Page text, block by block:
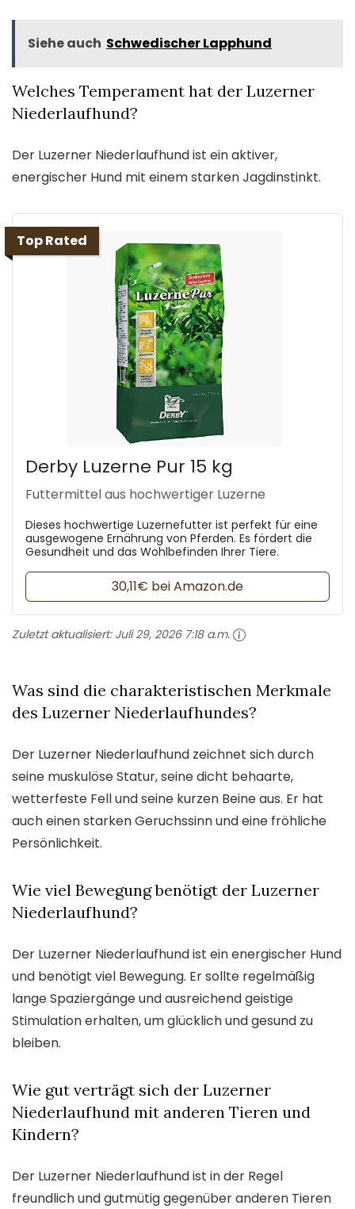
Siehe auch Schwedischer Lapphund
Welches Temperament hat der Luzerner
Niederlaufhund?
Der Luzerner Niederlaufhund ist ein aktiver,
energischer Hund mit einem starken Jagdinstinkt.
Top Rated
Derby Luzerne Pur 15 kg
Futtermittel aus hochwertiger Luzerne
Dieses hochwertige Luzernefutter ist perfekt für eine
ausgewogene Ernährung von Pferden. Es fördert die
Gesundheit und das Wohlbefinden Ihrer Tiere.
30,11€ bei Amazon.de
Zuletzt aktualisiert: Juli 29, 2026 7:18 a.m.
Was sind die charakteristischen Merkmale
des Luzerner Niederlaufhundes?
Der Luzerner Niederlaufhund zeichnet sich durch
seine muskulöse Statur, seine dicht behaarte,
wetterfeste Fell und seine kurzen Beine aus. Er hat
auch einen starken Geruchssinn und eine fröhliche
Persönlichkeit.
Wie viel Bewegung benötigt der Luzerner
Niederlaufhund?
Der Luzerner Niederlaufhund ist ein energischer Hund
und benötigt viel Bewegung. Er sollte regelmäßig
lange Spaziergänge und ausreichend geistige
Stimulation erhalten, um glücklich und gesund zu
bleiben.
Wie gut verträgt sich der Luzerner
Niederlaufhund mit anderen Tieren und
Kindern?
Der Luzerner Niederlaufhund ist in der Regel
freundlich und gutmütig gegenüber anderen Tieren